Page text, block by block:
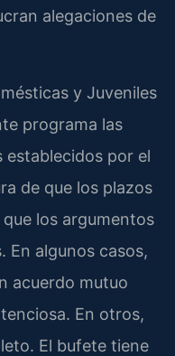
alegaciones de
y Juveniles
programa las
establecidos por el
de que los plazos
los argumentos
En algunos casos,
acuerdo mutuo
En otros,
El bufete tiene